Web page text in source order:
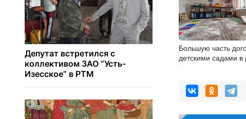
Большую часть
детскими садами в